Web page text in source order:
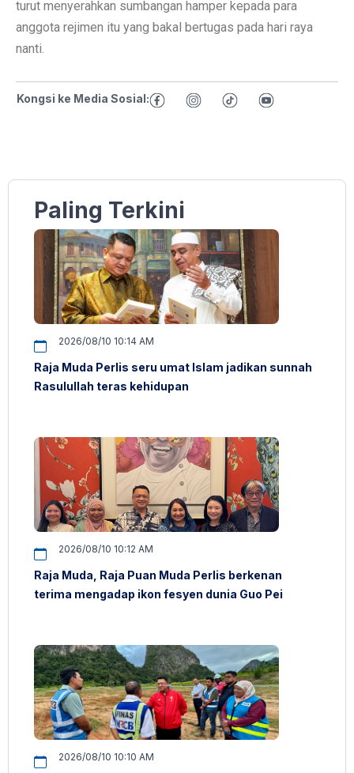
turut menyerahkan sumbangan hamper kepada para
anggota rejimen itu yang bakal bertugas pada hari raya
nanti.
Kongsi ke Media Sosial:
Paling Terkini
2026/08/10 10:14 AM
Raja Muda Perlis seru umat Islam jadikan sunnah
Rasulullah teras kehidupan
2026/08/10 10:12 AM
Raja Muda, Raja Puan Muda Perlis berkenan
terima mengadap ikon fesyen dunia Guo Pei
2026/08/10 10:10 AM